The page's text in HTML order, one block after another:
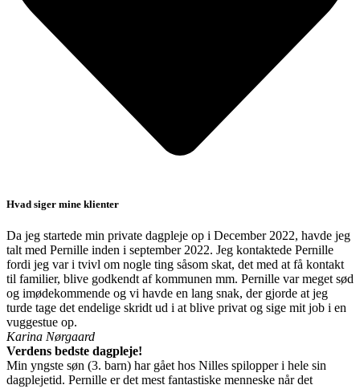
Hvad siger mine klienter
Da jeg startede min private dagpleje op i December 2022, havde jeg
talt med Pernille inden i september 2022. Jeg kontaktede Pernille
fordi jeg var i tvivl om nogle ting såsom skat, det med at få kontakt
til familier, blive godkendt af kommunen mm. Pernille var meget sød
og imødekommende og vi havde en lang snak, der gjorde at jeg
turde tage det endelige skridt ud i at blive privat og sige mit job i en
vuggestue op.
Karina Nørgaard
Verdens bedste dagpleje!
Min yngste søn (3. barn) har gået hos Nilles spilopper i hele sin
dagplejetid. Pernille er det mest fantastiske menneske når det